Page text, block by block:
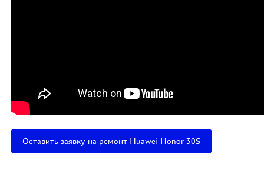
Оставить заявку на ремонт Huawei Honor 30S